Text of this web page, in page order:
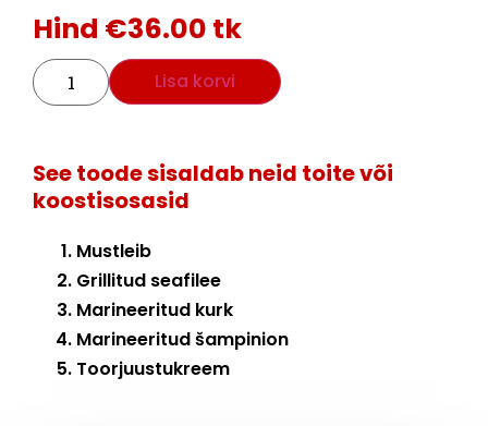
Hind €36.00 tk
Lisa korvi
See toode sisaldab neid toite või
koostisosasid
Mustleib
Grillitud seafilee
Marineeritud kurk
Marineeritud šampinion
Toorjuustukreem